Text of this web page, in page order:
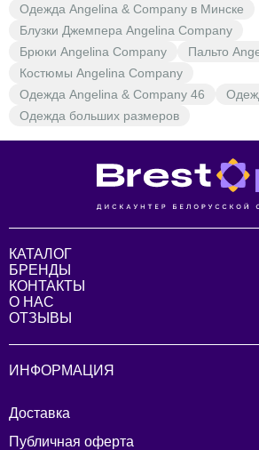
Одежда Angelina & Company в Минске
Блузки Джемпера Angelina Company
Брюки Angelina Company
Пальто
Костюмы Angelina Company
Одежда Angelina & Company 46
Одежда больших размеров
КАТАЛОГ
БРЕНДЫ
КОНТАКТЫ
О НАС
ОТЗЫВЫ
ИНФОРМАЦИЯ
Доставка
Публичная оферта